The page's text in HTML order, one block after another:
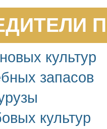
культур
запасов
культур